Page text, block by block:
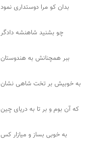
بدان کو مرا دوستداری نمود
چو بشنید شاهنشه دادگر
ببر همچنانش به هندوستان
به خوبیش بر تخت شاهی نشان
که آن بوم و بر تا به دریای چین
به خوبی بساز و میازار کس